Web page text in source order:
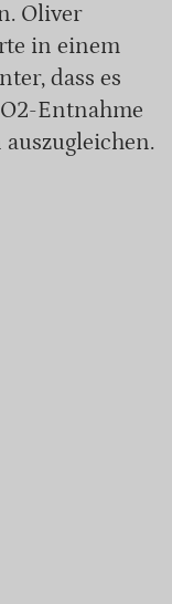
Oliver
in einem
dass es
Entnahme